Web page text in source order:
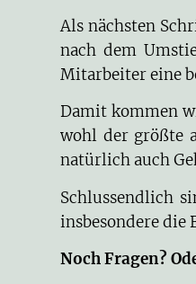
Als nächsten
nach dem
Mitarbeiter eine
Damit kommen
wohl der größte
natürlich auch
Schlussendlich
insbesondere die
Noch Fragen?